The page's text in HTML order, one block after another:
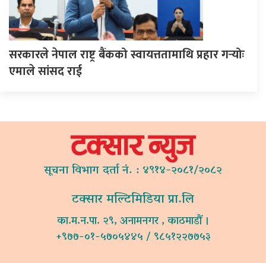
सरकारले नेपाल राष्ट्र बैंकको स्वायत्ततामाथि प्रहार गर्‍योः
एमाले सांसद राई
सूचना विभाग दर्ता नं. : ४९१४-२०८१/२०८२
टक्सार मल्टिमिडिया प्रा.लि
का.म.न.पा. २९, अनामनगर , काठमाडौं ।
+९७७-०१-५७०५४४५ / ९८५१२२७७५३